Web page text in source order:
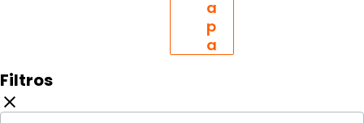
a
p
a
Filtros